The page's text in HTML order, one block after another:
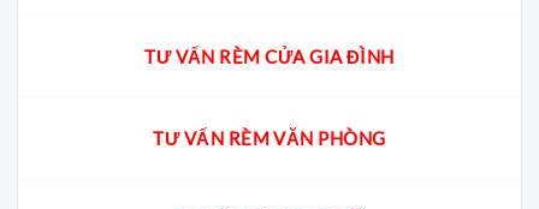
TƯ VẤN RÈM CỬA GIA ĐÌNH
TƯ VẤN RÈM VĂN PHÒNG